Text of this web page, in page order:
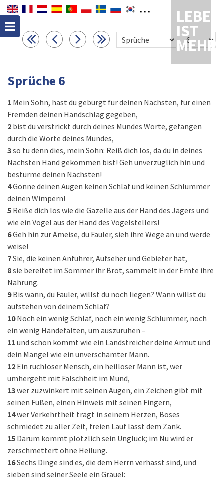
LEBEN
IST
MEHR
Sprüche 6
1 Mein Sohn, hast du gebürgt für deinen Nächsten, für einen
Fremden deinen Handschlag gegeben,
2 bist du verstrickt durch deines Mundes Worte, gefangen
durch die Worte deines Mundes,
3so tu denn dies, mein Sohn: Reiß dich los, da du in deines
Nächsten Hand gekommen bist! Geh unverzüglich hin und
bestürme deinen Nächsten!
4Gönne deinen Augen keinen Schlaf und keinen Schlummer
deinen Wimpern!
5 Reiße dich los wie die Gazelle aus der Hand des Jägers und
wie ein Vogel aus der Hand des Vogelstellers!
6Geh hin zur Ameise, du Fauler, sieh ihre Wege an und werde
weise!
7Sie, die keinen Anführer, Aufseher und Gebieter hat,
8sie bereitet im Sommer ihr Brot, sammelt in der Ernte ihre
Nahrung.
9 Bis wann, du Fauler, willst du noch liegen? Wann willst du
aufstehen von deinem Schlaf?
10 Noch ein wenig Schlaf, noch ein wenig Schlummer, noch
ein wenig Händefalten, um auszuruhen –
11 und schon kommt wie ein Landstreicher deine Armut und
dein Mangel wie ein unverschämter Mann.
12 Ein ruchloser Mensch, ein heilloser Mann ist, wer
umhergeht mit Falschheit im Mund,
13wer zuzwinkert mit seinen Augen, ein Zeichen gibt mit
seinen Füßen, einen Hinweis mit seinen Fingern,
14wer Verkehrtheit trägt in seinem Herzen, Böses
schmiedet zu aller Zeit, freien Lauf lässt dem Zank.
15 Darum kommt plötzlich sein Unglück; im Nu wird er
zerschmettert ohne Heilung.
16Sechs Dinge sind es, die dem Herrn verhasst sind, und
sieben sind seiner Seele ein Gräuel: